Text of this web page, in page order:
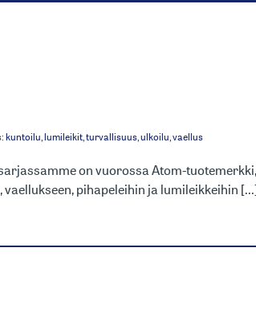
kuntoilu,lumileikit,turvallisuus,ulkoilu,vaellus
on vuorossa Atom-
pihapeleihin ja lumileikkeihin